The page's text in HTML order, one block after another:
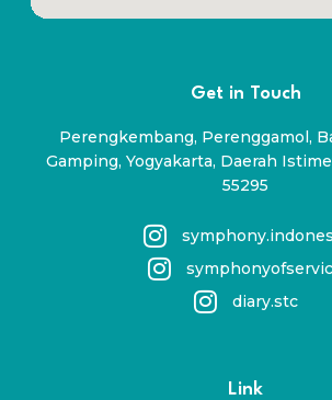
Get in Touch
Perengkembang, Perenggamol,
Gamping, Yogyakarta, Daerah
55295
diary.stc
Link